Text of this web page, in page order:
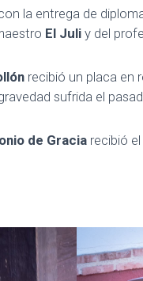
la entrega de
El Juli y del
recibió un placa en
sufrida el
de Gracia recibió